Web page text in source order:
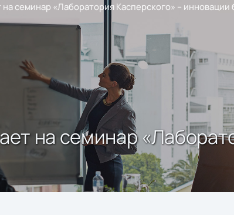
семинар «Лаборатория Касперского» – инновации
на семинар